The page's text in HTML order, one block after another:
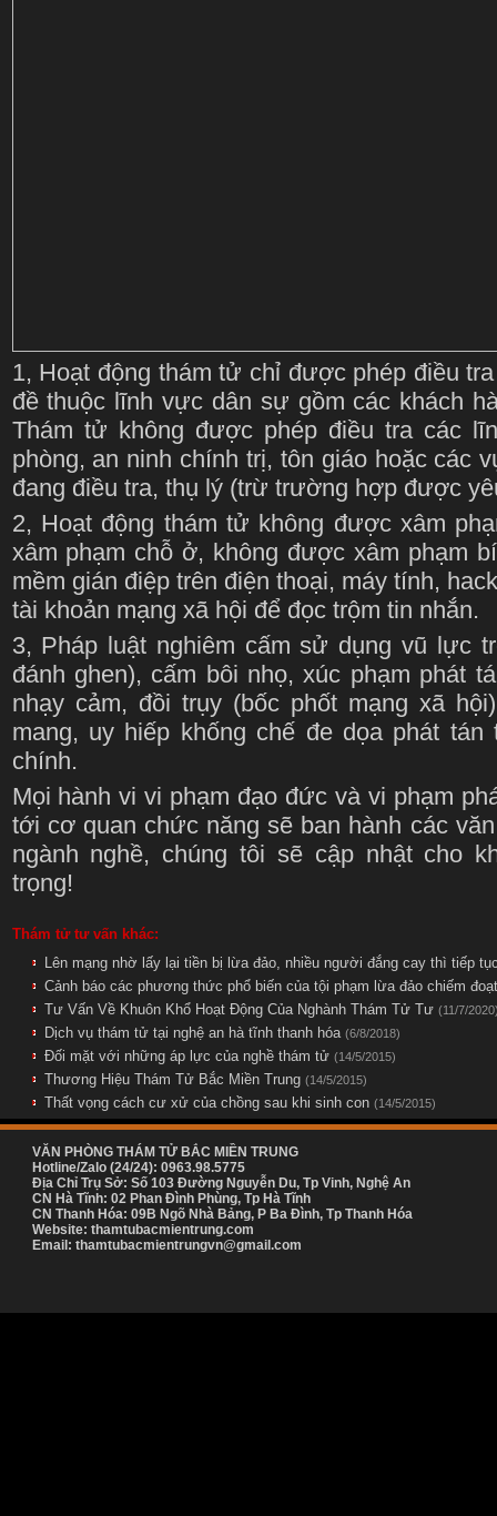
1, Hoạt động thám tử chỉ được phép điều
đề thuộc lĩnh vực dân sự gồm các khách
Thám tử không được phép điều tra các
phòng, an ninh chính trị, tôn giáo hoặc các
đang điều tra, thụ lý (trừ trường hợp được
2, Hoạt động thám tử không được xâm
xâm phạm chỗ ở, không được xâm phạm
mềm gián điệp trên điện thoại, máy tính,
tài khoản mạng xã hội để đọc trộm tin nhắn.
3, Pháp luật nghiêm cấm sử dụng vũ lực
đánh ghen), cấm bôi nhọ, xúc phạm phát
nhạy cảm, đồi trụy (bốc phốt mạng xã
mang, uy hiếp khống chế đe dọa phát
chính.
Mọi hành vi vi phạm đạo đức và vi phạm
tới cơ quan chức năng sẽ ban hành các
ngành nghề, chúng tôi sẽ cập nhật cho
trọng!
Thám tử tư vấn khác:
Lên mạng nhờ lấy lại tiền bị lừa đảo, nhiều người đắng cay thì tiếp
Cảnh báo các phương thức phổ biến của tội phạm lừa đảo chiếm
Tư Vấn Về Khuôn Khổ Hoạt Động Của Nghành Thám Tử Tư (11/7/
Dịch vụ thám tử tại nghệ an hà tĩnh thanh hóa (6/8/2018)
Đối mặt với những áp lực của nghề thám tử (14/5/2015)
Thương Hiệu Thám Tử Bắc Miền Trung (14/5/2015)
Thất vọng cách cư xử của chồng sau khi sinh con (14/5/2015)
VĂN PHÒNG THÁM TỬ BẮC MIỀN TRUNG
Hotline/Zalo (24/24): 0963.98.5775
Địa Chỉ Trụ Sở: Số 103 Đường Nguyễn Du, Tp Vinh, Nghệ An
CN Hà Tĩnh: 02 Phan Đình Phùng, Tp Hà Tĩnh
CN Thanh Hóa: 09B Ngõ Nhà Bảng, P Ba Đình, Tp Thanh Hóa
Website: thamtubacmientrung.com
Email: thamtubacmientrungvn@gmail.com